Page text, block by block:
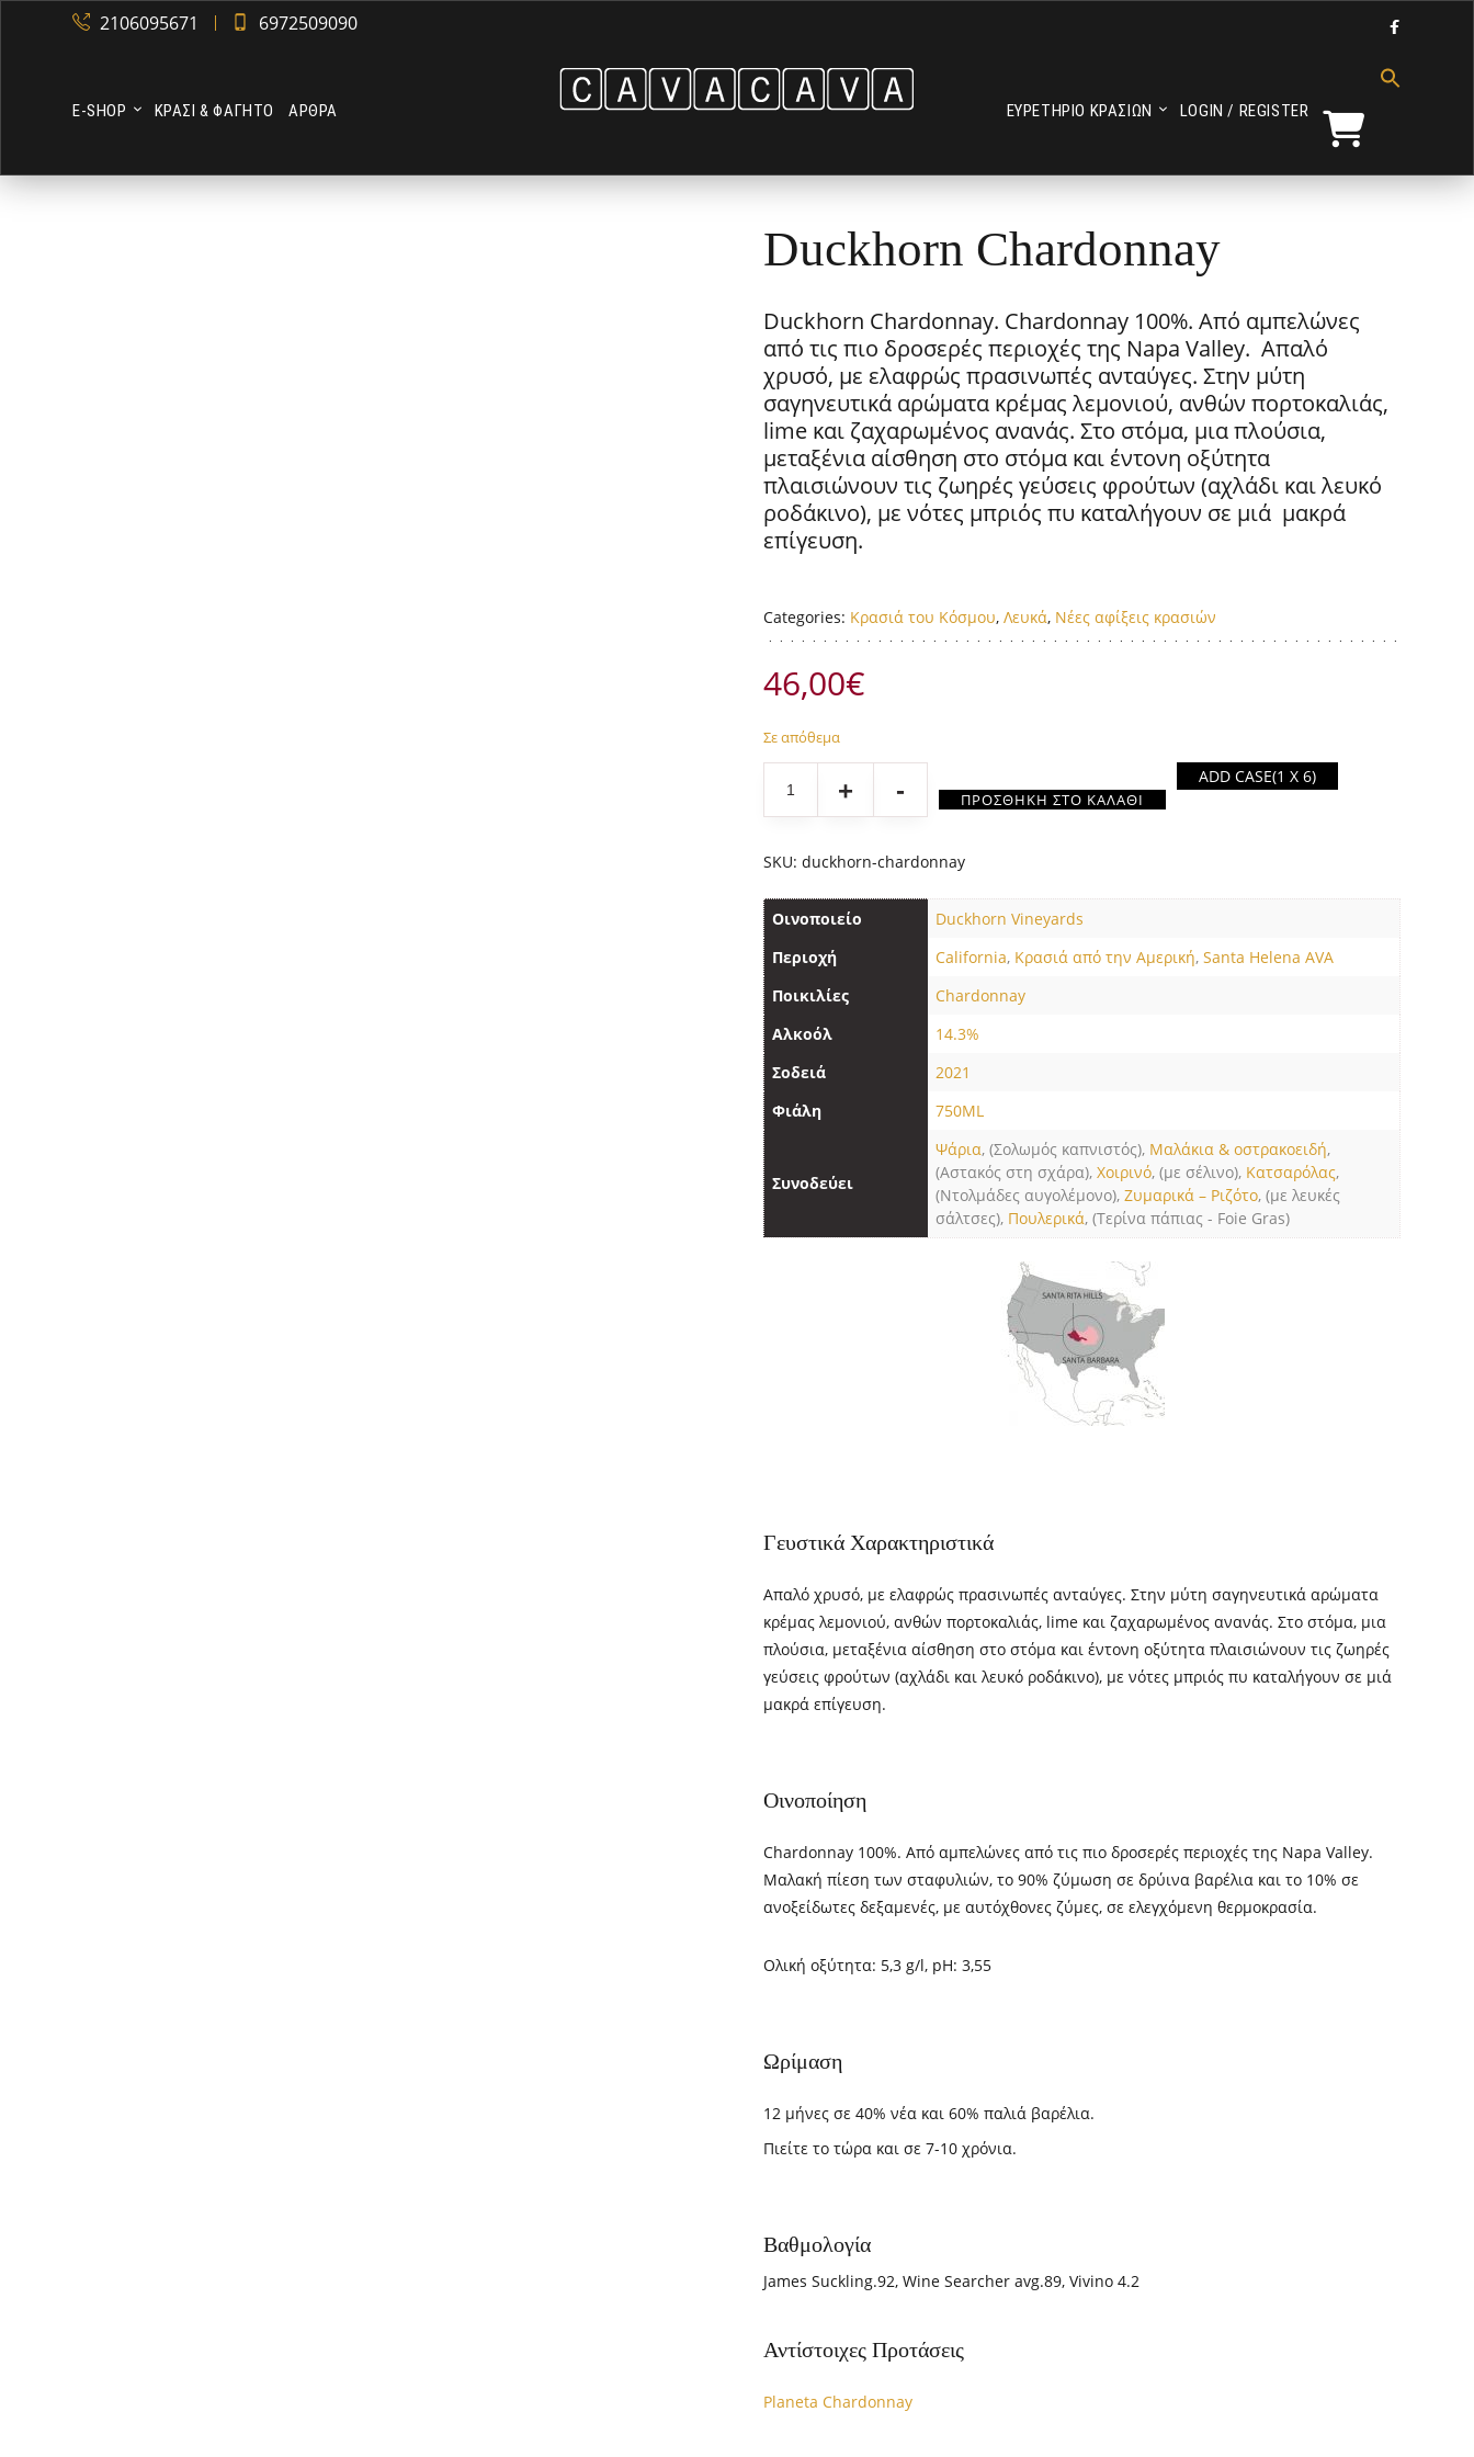
2106095671 6972509090 
Ε-SHOP ΚΡΑΣΙ & ΦΑΓΗΤΟ ΑΡΘΡΑ ΕΥΡΕΤΗΡΙΟ ΚΡΑΣΙΩΝ LOGIN / REGISTER
Duckhorn Chardonnay
Duckhorn Chardonnay. Chardonnay 100%. Από αμπελώνες
από τις πιο δροσερές περιοχές της Napa Valley. Απαλό
χρυσό, με ελαφρώς πρασινωπές ανταύγες. Στην μύτη
σαγηνευτικά αρώματα κρέμας λεμονιού, ανθών πορτοκαλιάς,
lime και ζαχαρωμένος ανανάς. Στο στόμα, μια πλούσια,
μεταξένια αίσθηση στο στόμα και έντονη οξύτητα
πλαισιώνουν τις ζωηρές γεύσεις φρούτων (αχλάδι και λευκό
ροδάκινο), με νότες μπριός πυ καταλήγουν σε μιά μακρά
επίγευση.
Categories: Κρασιά του Κόσμου,Λευκά, Νέες αφίξεις κρασιών
46,00€
Σε απόθεμα
ΠΡΟΣΘΉΚΗ ΣΤΟ ΚΑΛΆΘΙ
ADD CASE(1 X 6)
SKU:duckhorn-chardonnay
Οινοποιείο
Duckhorn Vineyards
Περιοχή
California, Κρασιά από την Αμερική,Santa Helena AVA
Ποικιλίες
Chardonnay
Αλκοόλ
14.3%
Σοδειά
2021
Φιάλη
750ML
Συνοδεύει
Ψάρια, (Σολωμός καπνιστός), Μαλάκια & οστρακοειδή,
(Αστακός στη σχάρα),Χοιρινό, (με σέλινο), Κατσαρόλας,
(Ντολμάδες αυγολέμονο),Ζυμαρικά – Ριζότο, (με λευκές
σάλτσες), Πουλερικά, (Τερίνα πάπιας - Foie Gras)
Γευστικά Χαρακτηριστικά
Απαλό χρυσό, με ελαφρώς πρασινωπές ανταύγες. Στην μύτη σαγηνευτικά αρώματα
κρέμας λεμονιού, ανθών πορτοκαλιάς, lime και ζαχαρωμένος ανανάς. Στο στόμα, μια
πλούσια, μεταξένια αίσθηση στο στόμα και έντονη οξύτητα πλαισιώνουν τις ζωηρές
γεύσεις φρούτων (αχλάδι και λευκό ροδάκινο), με νότες μπριός πυ καταλήγουν σε μιά
μακρά επίγευση.
Οινοποίηση
Chardonnay 100%. Από αμπελώνες από τις πιο δροσερές περιοχές της Napa Valley.
Μαλακή πίεση των σταφυλιών, το 90% ζύμωση σε δρύινα βαρέλια και το 10% σε
ανοξείδωτες δεξαμενές, με αυτόχθονες ζύμες, σε ελεγχόμενη θερμοκρασία.
Ολική οξύτητα: 5,3 g/l, pH: 3,55
Ωρίμαση
12 μήνες σε 40% νέα και 60% παλιά βαρέλια.
Πιείτε το τώρα και σε 7-10 χρόνια.
Βαθμολογία
James Suckling.92, Wine Searcher avg.89, Vivino 4.2
Αντίστοιχες Προτάσεις
Planeta Chardonnay